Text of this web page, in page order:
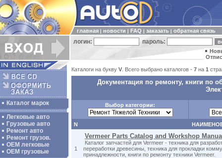
главная новости FAQ заказать обратная связь
логин: пароль:
Каталог марок
Легковые авто
Грузовые авто
Ремонт авто
Ремонт грузов.
ОЕМ легковые
OEM грузовые
Каталоги на букву V . Всего выбрано каталогов - 7 на 1
Документация по ремонту, книги по
Выбор категории:
N
1
Vermeer Parts Catalog and Workshop
Каталог запчастей для Vermeer - техника для
переработки древесины, техника для прокладки
принадлежности, книги по ремонту техники Vermeer.